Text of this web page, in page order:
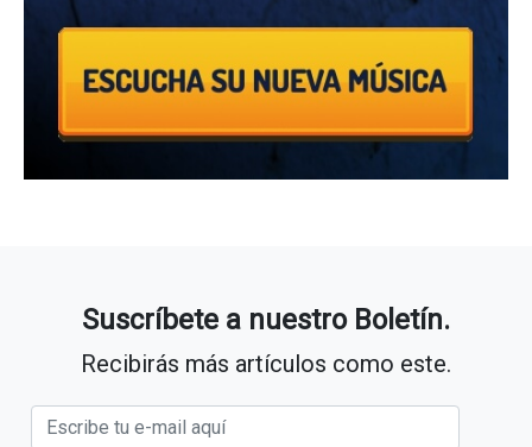
Suscríbete a nuestro Boletín.
Recibirás más artículos como este.